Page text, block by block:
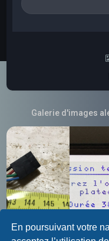
En poursuivant votre
Galerie d'images